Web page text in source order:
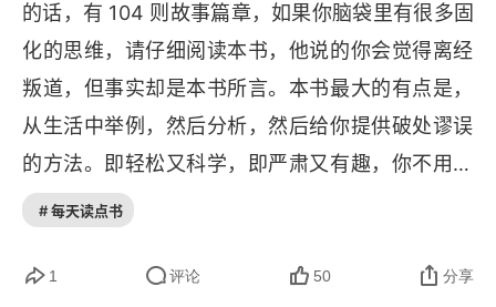
8 如果你有敌人，那就给他提供大量信息
9 为什么在满月时会看到人脸
聚集性幻觉
10 我们为什么要爱经历痛苦才得到的事物
劳力辩证现象
的话，有 104 则故事篇章，如果你脑袋里有很多固
化的思维，请仔细阅读本书，他说的你会觉得离经
叛道，但事实却是本书所言。本书最大的有点是，
从生活中举例，然后分析，然后给你提供破处谬误
的方法。即轻松又科学，即严肃又有趣，你不用记
住复杂深奥的定义，用起来这些建议就会发现有多
的配图，配图揭示了内容，很有隐喻，在理解文字
# 每天读点书
1 评论 50 分享